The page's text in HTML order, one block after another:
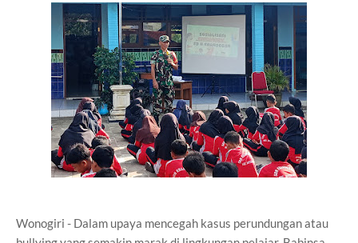
Wonogiri - Dalam upaya mencegah kasus perundungan atau